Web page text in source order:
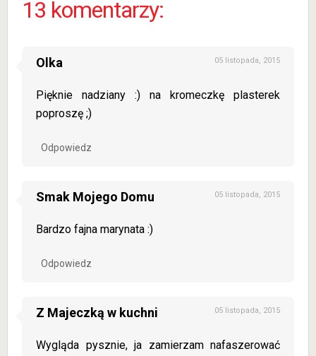
13 komentarzy:
Olka 05 listopada, 2015
Pięknie nadziany :) na kromeczkę plasterek
poproszę ;)
Odpowiedz
Smak Mojego Domu 05 listopada, 2015
Bardzo fajna marynata :)
Odpowiedz
Z Majeczką w kuchni 05 listopada, 2015
Wygląda pysznie, ja zamierzam nafaszerować